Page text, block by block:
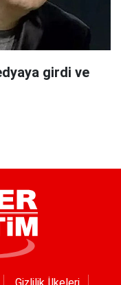
girdi ve